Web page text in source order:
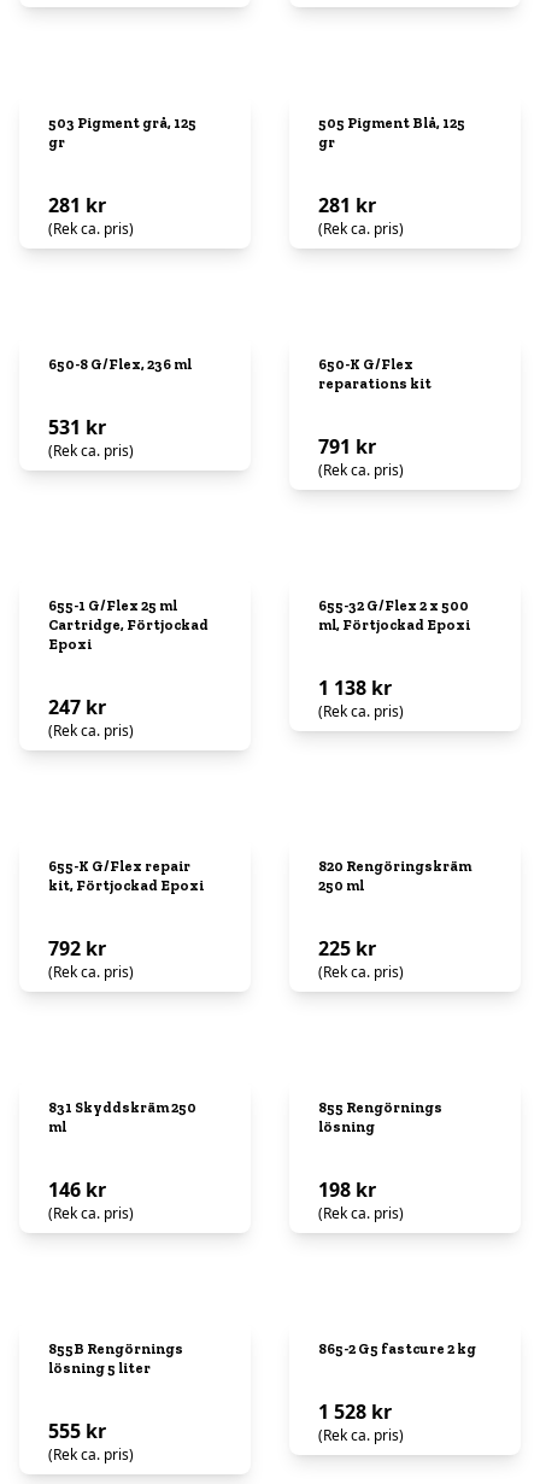
503 Pigment grå, 125
gr
281 kr
(Rek ca. pris)
505 Pigment Blå, 125
gr
281 kr
(Rek ca. pris)
650-8 G/Flex, 236 ml
531 kr
(Rek ca. pris)
650-K G/Flex
reparations kit
791 kr
(Rek ca. pris)
655-1 G/Flex 25 ml
Cartridge, Förtjockad
Epoxi
247 kr
(Rek ca. pris)
655-32 G/Flex 2 x 500
ml, Förtjockad Epoxi
1 138 kr
(Rek ca. pris)
655-K G/Flex repair
kit, Förtjockad Epoxi
792 kr
(Rek ca. pris)
820 Rengöringskräm
250 ml
225 kr
(Rek ca. pris)
831 Skyddskräm 250
ml
146 kr
(Rek ca. pris)
855 Rengörnings
lösning
198 kr
(Rek ca. pris)
855B Rengörnings
lösning 5 liter
555 kr
(Rek ca. pris)
865-2 G5 fastcure 2 kg
1 528 kr
(Rek ca. pris)